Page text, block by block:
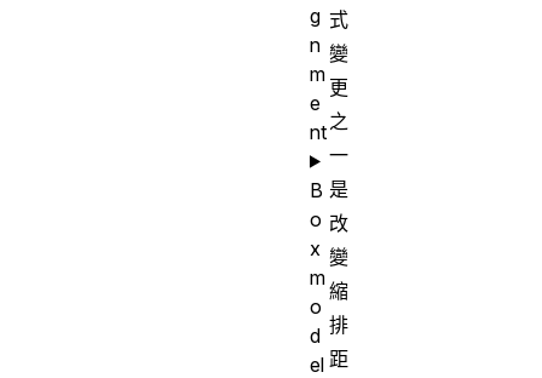
式
變
更
之
一
是
改
變
縮
排
距
g
n
m
e
nt
B
o
x
m
o
d
el